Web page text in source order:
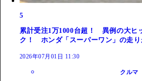
5
累計受注1万1000台超！ 異例の大ヒ
ク！ ホンダ「スーパーワン」の走り
2026年07月01日 11:30
クルマ